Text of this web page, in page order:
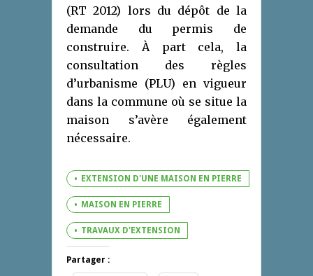
(RT 2012) lors du dépôt de la
demande du permis de
construire. À part cela, la
consultation des règles
d’urbanisme (PLU) en vigueur
dans la commune où se situe la
maison s’avère également
nécessaire.
EXTENSION D'UNE MAISON EN PIERRE
MAISON EN PIERRE
TRAVAUX D'EXTENSION
Partager :